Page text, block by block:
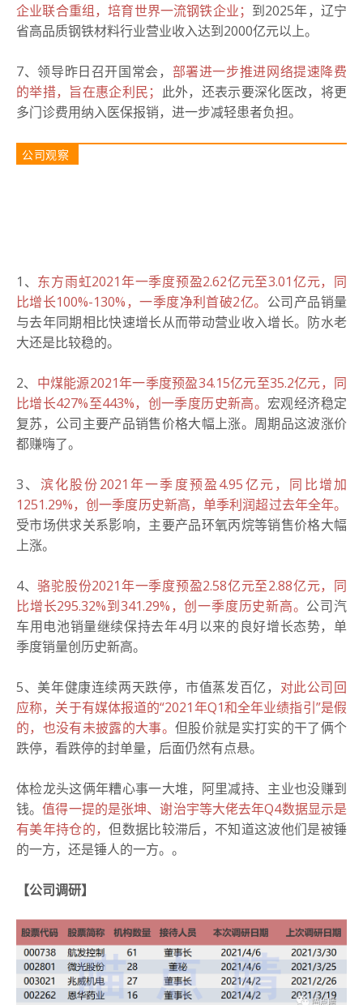
企业联合重组，培育世界一流钢铁企业； 到2025年，辽宁
省高品质钢铁材料行业营业收入达到2000亿元以上。
7、领导昨日召开国常会， 部署进一步推进网络提速降费
的举措，旨在惠企利民； 此外，还表示要深化医改，将更
多门诊费用纳入医保报销，进一步减轻患者负担。
公司观察
1、 东方雨虹2021年一季度预盈2.62亿元至3.01亿元，同
比增长100%-130%，一季度净利首破2亿。 公司产品销量
与去年同期相比快速增长从而带动营业收入增长。防水老
大还是比较稳的。
2、 中煤能源2021年一季度预盈34.15亿元至35.2亿元，同
比增长427%至443%，创一季度历史新高。 宏观经济稳定
复苏，公司主要产品销售价格大幅上涨。周期品这波涨价
都赚嗨了。
3、 滨化股份2021年一季度预盈4.95亿元，同比增加
1251.29%，创一季度历史新高，单季利润超过去年全年。
受市场供求关系影响，主要产品环氧丙烷等销售价格大幅
上涨。
4、骆驼股份2021年一季度预盈2.58亿元至2.88亿元，同
比增长295.32%到341.29%，创一季度历史新高。 公司汽
车用电池销量继续保持去年4月以来的良好增长态势，单
季度销量创历史新高。
5、美年健康连续两天跌停，市值蒸发百亿， 对此公司回
应称，关于有媒体报道的“2021年Q1和全年业绩指引”是假
的，也没有未披露的大事。 但股价就是实打实的干了俩个
跌停，看跌停的封单量，后面仍然有点悬。
体检龙头这俩年糟心事一大堆，阿里减持、主业也没赚到
钱。值得一提的是张坤、谢治宇等大佬去年Q4数据显示是
有美年持仓的，但数据比较滞后，不知道这波他们是被锤
的一方，还是锤人的一方。。
【公司调研】